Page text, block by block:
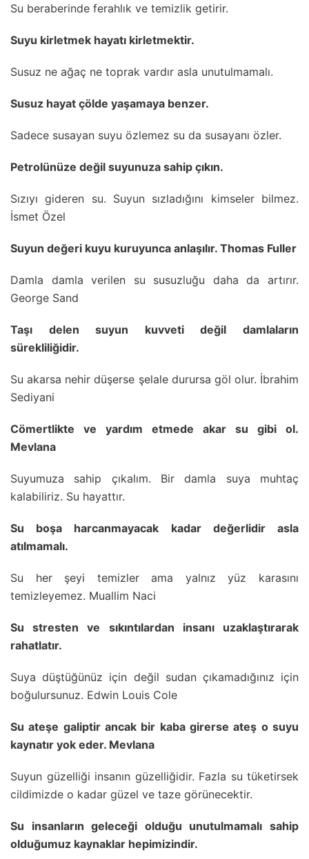
Su beraberinde ferahlık ve temizlik getirir.
Suyu kirletmek hayatı kirletmektir.
Susuz ne ağaç ne toprak vardır asla unutulmamalı.
Susuz hayat çölde yaşamaya benzer.
Sadece susayan suyu özlemez su da susayanı özler.
Petrolünüze değil suyunuza sahip çıkın.
Sızıyı gideren su. Suyun sızladığını kimseler bilmez.
İsmet Özel
Suyun değeri kuyu kuruyunca anlaşılır. Thomas Fuller
Damla damla verilen su susuzluğu daha da artırır.
George Sand
Taşı delen suyun kuvveti değil damlaların
sürekliliğidir.
Su akarsa nehir düşerse şelale durursa göl olur. İbrahim
Sediyani
Cömertlikte ve yardım etmede akar su gibi ol.
Mevlana
Suyumuza sahip çıkalım. Bir damla suya muhtaç
kalabiliriz. Su hayattır.
Su boşa harcanmayacak kadar değerlidir asla
atılmamalı.
Su her şeyi temizler ama yalnız yüz karasını
temizleyemez. Muallim Naci
Su stresten ve sıkıntılardan insanı uzaklaştırarak
rahatlatır.
Suya düştüğünüz için değil sudan çıkamadığınız için
boğulursunuz. Edwin Louis Cole
Su ateşe galiptir ancak bir kaba girerse ateş o suyu
kaynatır yok eder. Mevlana
Suyun güzelliği insanın güzelliğidir. Fazla su tüketirsek
cildimizde o kadar güzel ve taze görünecektir.
Su insanların geleceği olduğu unutulmamalı sahip
olduğumuz kaynaklar hepimizindir.